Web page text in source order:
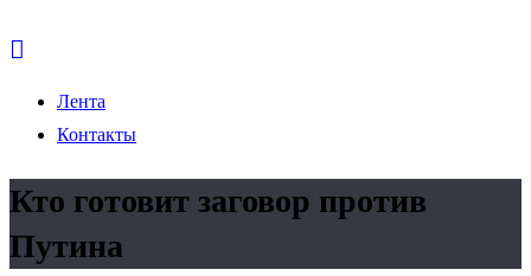
Лента
Контакты
Кто готовит заговор против
Путина